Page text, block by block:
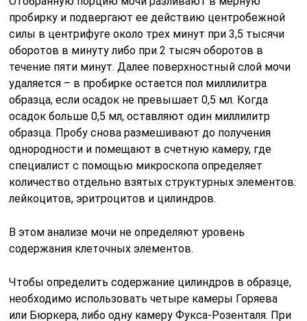
В этом анализе мочи не определяют уровень
содержания клеточных элементов.
Чтобы определить содержание цилиндров в образце,
необходимо использовать четыре камеры Горяева
или Бюркера, либо одну камеру Фукса-Розенталя. При
этом в расчет берется среднее между всеми
четырьмя камерами Горяева или Бюркера
содержание, и этот усредненный показатель
подставляется в формулу для просчета уровня
концентрации цилиндров в миллилитре мочи.
Концентрация элементов рассчитывается как
частное от деления просчитанного содержания
элемента на объем используемой камеры. Объем
камер Бюркера и Горяева 0,9 мм3, камеры Фукс-
Розенталя 3,2 мм3.